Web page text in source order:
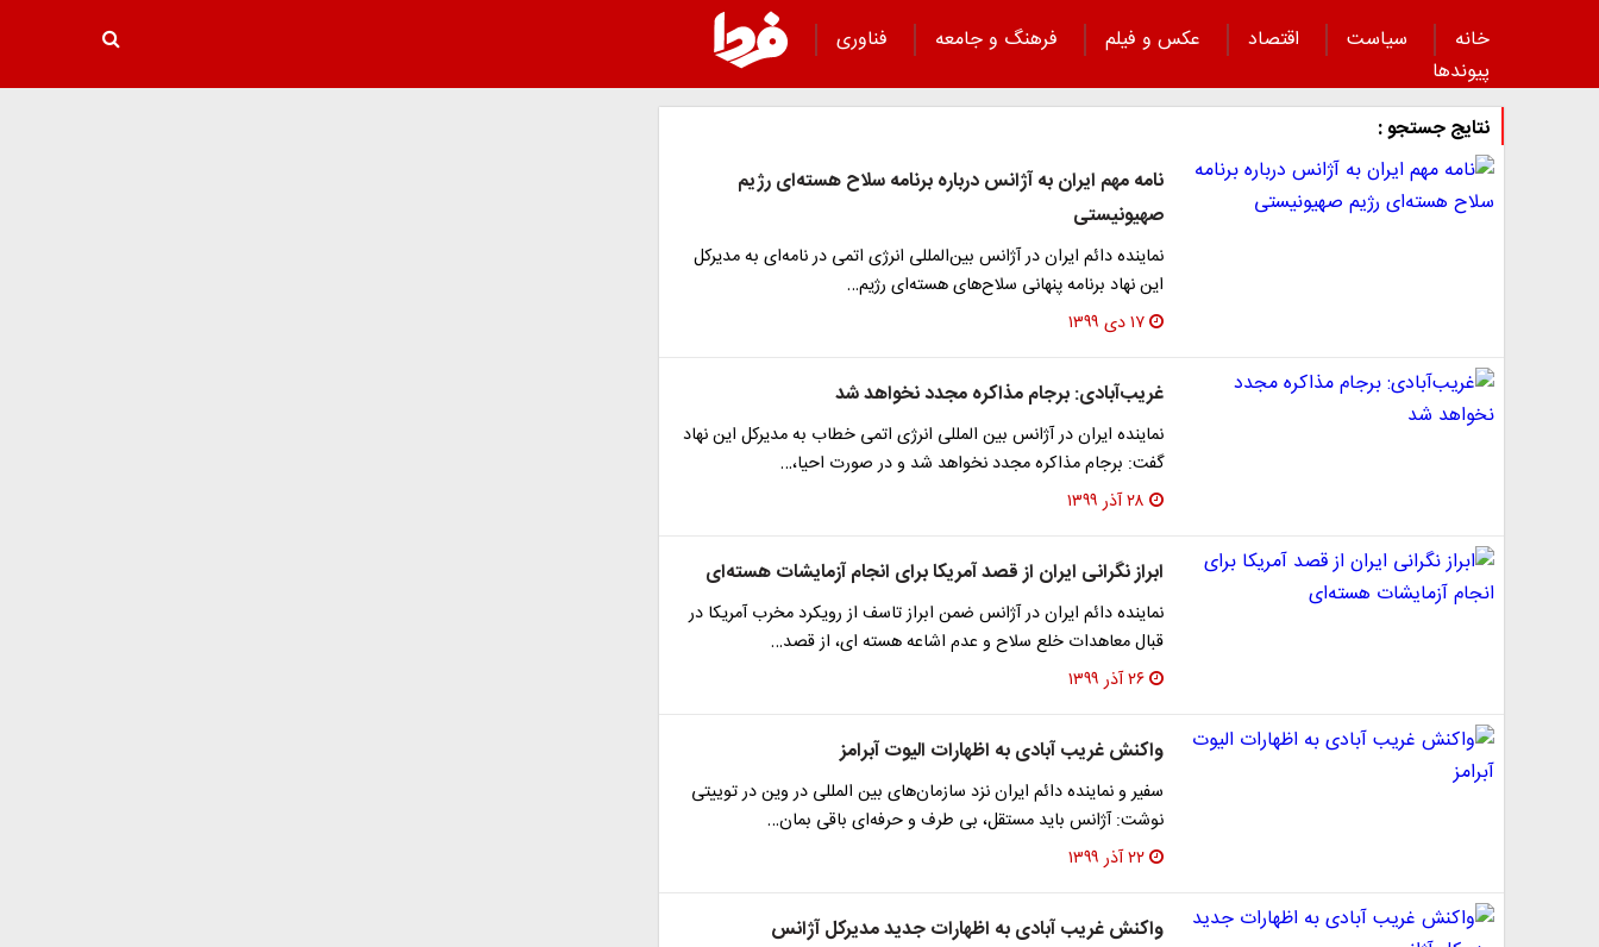
خانه سیاست اقتصاد عکس و فیلم فرهنگ و جامعه
فناوری
پیوند‌ها
نتایج جستجو :
نامه مهم ایران به آژانس درباره برنامه سلاح هسته‌ای رژیم
صهیونیستی
نماینده دائم ایران در آژانس بین‌المللی انرژی اتمی در نامه‌ای به مدیرکل
این نهاد برنامه پنهانی سلاح‌های هسته‌ای رژیم…
۱۷ دی ۱۳۹۹
غریب‌آبادی: برجام مذاکره مجدد نخواهد شد
نماینده ایران در آژانس بین المللی انرژی اتمی خطاب به مدیرکل این نهاد
گفت: برجام مذاکره مجدد نخواهد شد و در صورت احیا،…
۲۸ آذر ۱۳۹۹
ابراز نگرانی ایران از قصد آمریکا برای انجام آزمایشات هسته‌ای
نماینده دائم ایران در آژانس ضمن ابراز تاسف از رویکرد مخرب آمریکا در
قبال معاهدات خلع سلاح و عدم اشاعه هسته ای، از قصد…
۲۶ آذر ۱۳۹۹
واکنش غریب آبادی به اظهارات الیوت آبرامز
سفیر و نماینده دائم ایران نزد سازمان‌های بین المللی در وین در توییتی
نوشت: آژانس باید مستقل، بی طرف و حرفه‌ای باقی بمان…
۲۲ آذر ۱۳۹۹
واکنش غریب آبادی به اظهارات جدید مدیرکل آژانس